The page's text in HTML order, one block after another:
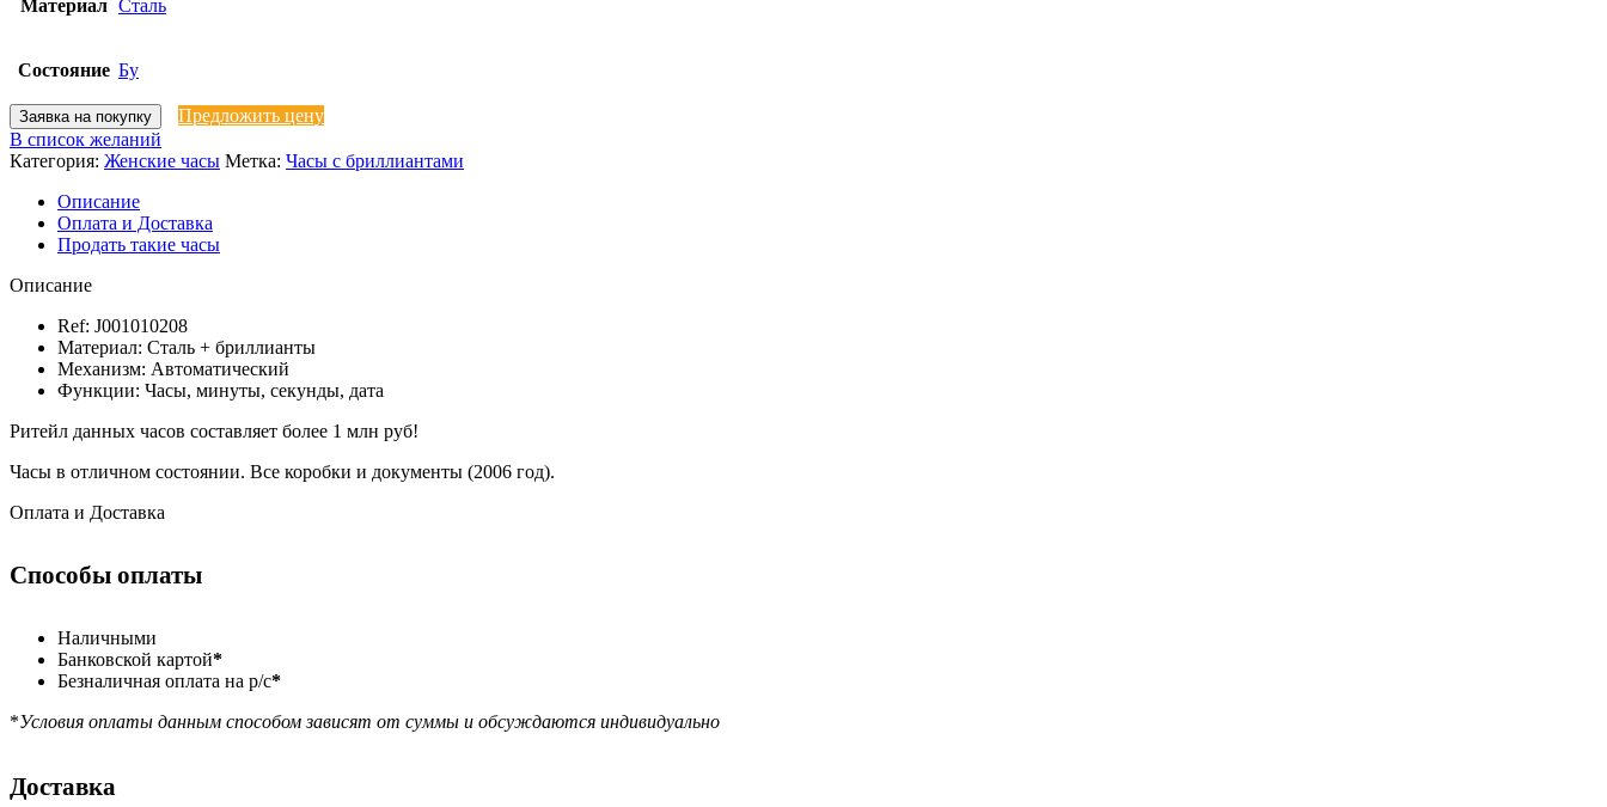
Материал Сталь
Состояние Бу
Заявка на покупку
Предложить цену
В список желаний
Категория: Женские часы Метка: Часы с бриллиантами
Описание
Оплата и Доставка
Продать такие часы
Описание
Ref: J001010208
Материал: Сталь + бриллианты
Механизм: Автоматический
Функции: Часы, минуты, секунды, дата
Ритейл данных часов составляет более 1 млн руб!
Часы в отличном состоянии. Все коробки и документы (2006 год).
Оплата и Доставка
Способы оплаты
Наличными
Банковской картой*
Безналичная оплата на р/с*
*Условия оплаты данным способом зависят от суммы и обсуждаются индивидуально
Доставка